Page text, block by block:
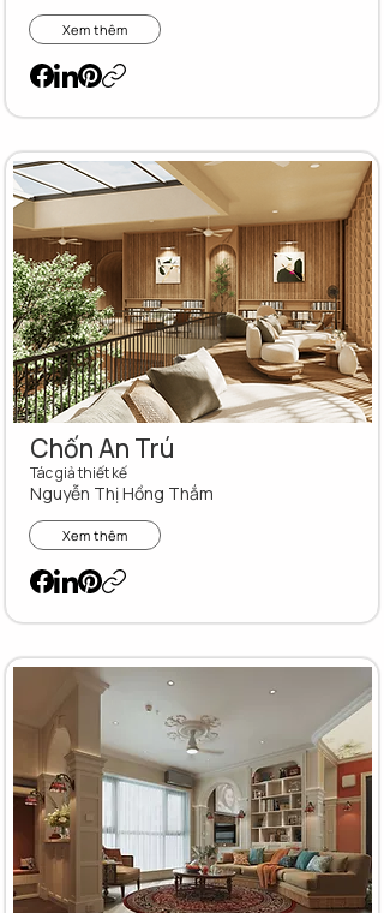
Xem thêm
Chốn An Trú
Tác giả thiết kế
Nguyễn Thị Hồng Thắm
Xem thêm